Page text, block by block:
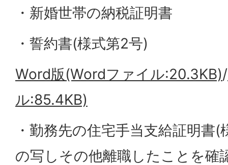
・新婚世帯の納税証明書
・誓約書(様式第2号)
Word版(Wordファイル:20.3KB)/
ル:85.4KB)
・勤務先の住宅手当支給証明書
の写しその他離職したことを確